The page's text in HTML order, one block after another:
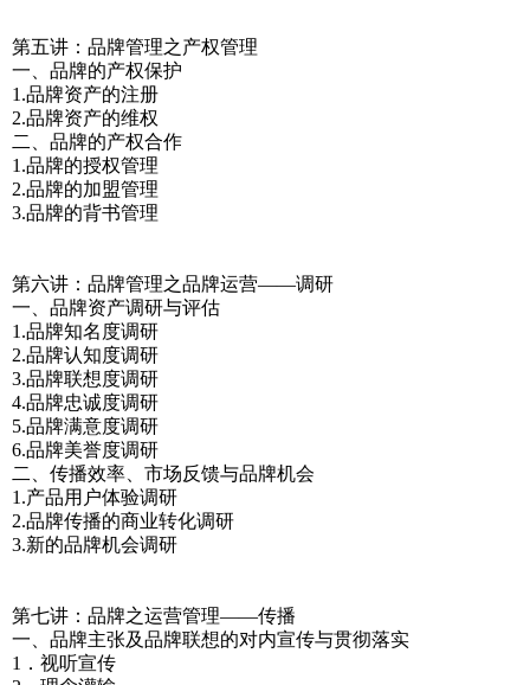
第五讲：品牌管理之产权管理
一、品牌的产权保护
1.品牌资产的注册
2.品牌资产的维权
二、品牌的产权合作
1.品牌的授权管理
2.品牌的加盟管理
3.品牌的背书管理
第六讲：品牌管理之品牌运营——调研
一、品牌资产调研与评估
1.品牌知名度调研
2.品牌认知度调研
3.品牌联想度调研
4.品牌忠诚度调研
5.品牌满意度调研
6.品牌美誉度调研
二、传播效率、市场反馈与品牌机会
1.产品用户体验调研
2.品牌传播的商业转化调研
3.新的品牌机会调研
第七讲：品牌之运营管理——传播
一、品牌主张及品牌联想的对内宣传与贯彻落实
1．视听宣传